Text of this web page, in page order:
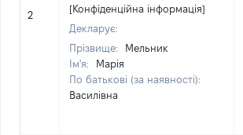
2
[Конфіденційна інформація]
Декларує:
Прізвище:
Мельник
Ім'я:
Марія
По батькові (за наявності):
Василівна